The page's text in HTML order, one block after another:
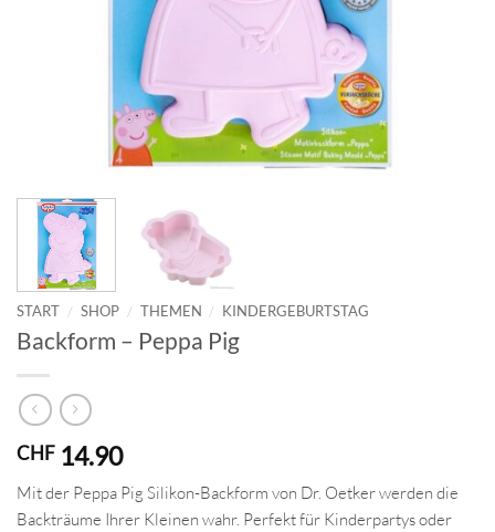
START / SHOP / THEMEN / KINDERGEBURTSTAG
Backform – Peppa Pig
CHF 14.90
Mit der Peppa Pig Silikon-Backform von Dr. Oetker werden die
Backträume Ihrer Kleinen wahr. Perfekt für Kinderpartys oder